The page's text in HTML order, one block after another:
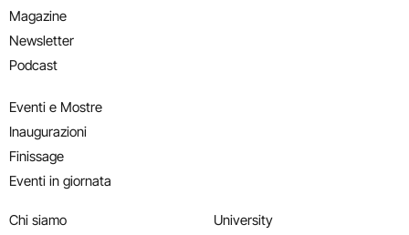
Magazine
Newsletter
Podcast
Eventi e Mostre
Inaugurazioni
Finissage
Eventi in giornata
Chi siamo
University